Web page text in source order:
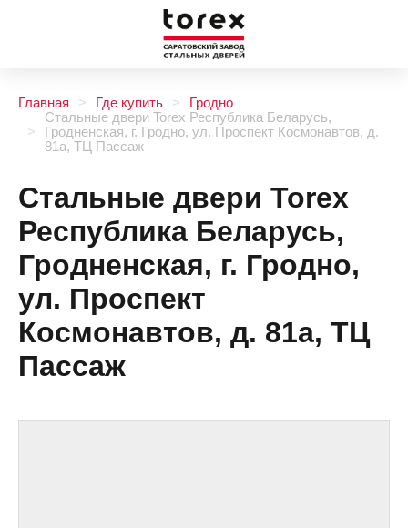
Главная Где купить
Гродно
Стальные двери Torex Республика Беларусь,
Гродненская, г. Гродно, ул. Проспект Космонавтов, д.
81а, ТЦ Пассаж
Стальные двери Torex
Республика Беларусь,
Гродненская, г. Гродно,
ул. Проспект
Космонавтов, д. 81а, ТЦ
Пассаж